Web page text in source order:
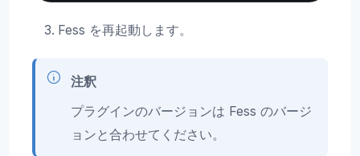
Fess を再起動します。
注釈
プラグインのバージョンは Fess のバージ
ョンと合わせてください。